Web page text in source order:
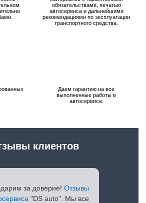
обязательствами, печатью
автосервиса и дальнейшими
рекомендациями по эксплуатации
транспортного средства.
Даем гарантию на все
выполненные работы в
автосервисе.
за доверие! Отзывы
"DS auto". Мы все
клиентов